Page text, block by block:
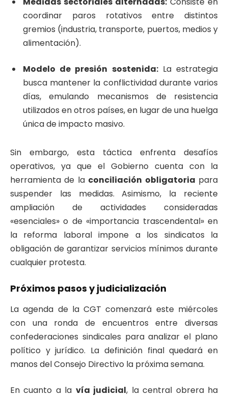
coordinar paros rotativos entre distintos
gremios (industria, transporte, puertos, medios y
alimentación).
Modelo de presión sostenida:La estrategia
busca mantener la conflictividad durante varios
días, emulando mecanismos de resistencia
utilizados en otros países, en lugar de una huelga
única de impacto masivo.
Sin embargo, esta táctica enfrenta desafíos
operativos, ya que el Gobierno cuenta con la
herramienta de la conciliación obligatoria para
suspender las medidas. Asimismo, la reciente
ampliación de actividades consideradas
«esenciales» o de «importancia trascendental» en
la reforma laboral impone a los sindicatos la
obligación de garantizar servicios mínimos durante
cualquier protesta.
Próximos pasos y judicialización
La agenda de la CGT comenzará este miércoles
con una ronda de encuentros entre diversas
confederaciones sindicales para analizar el plano
político y jurídico. La definición final quedará en
manos del Consejo Directivo la próxima semana.
En cuanto a la vía judicial, la central obrera ha